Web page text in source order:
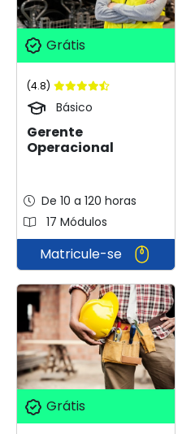
Grátis
(4.8)
Básico
Gerente
Operacional
De 10 a 120 horas
17 Módulos
Matricule-se
Grátis